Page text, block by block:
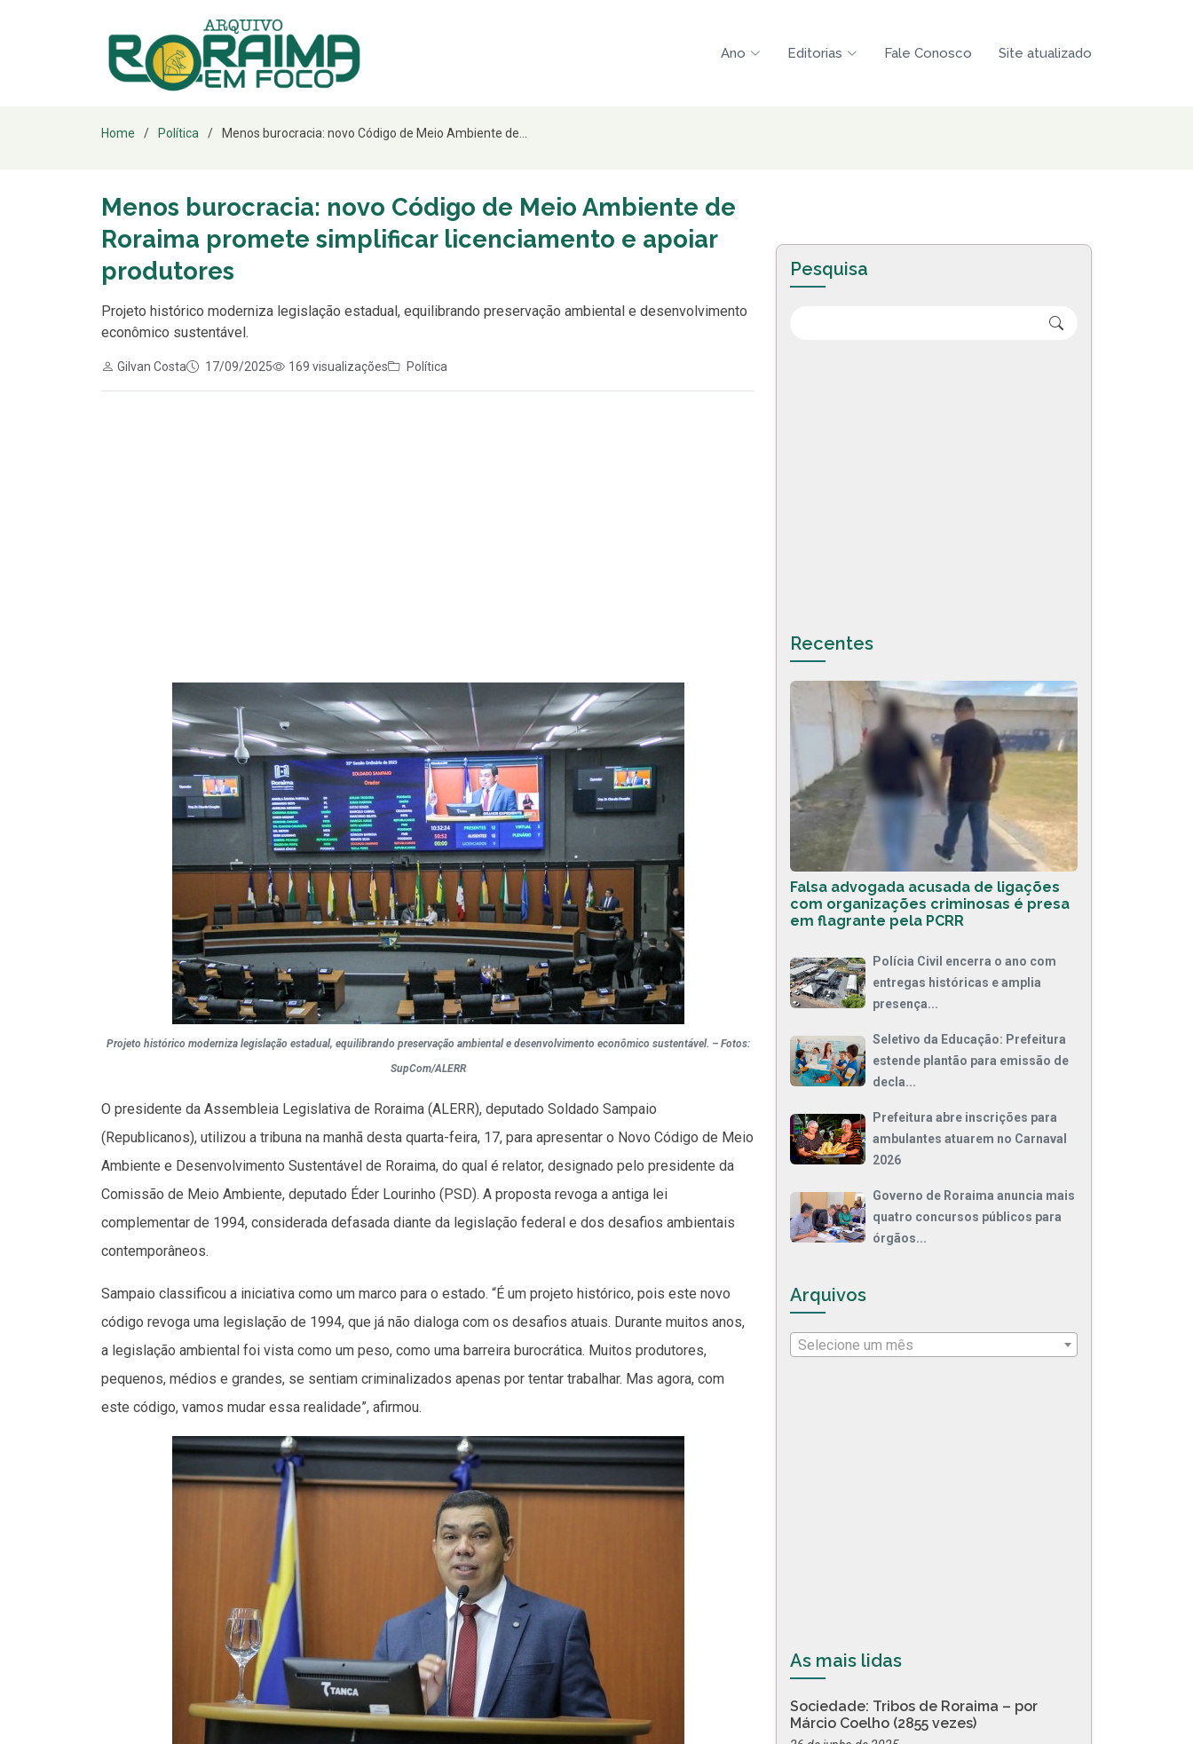
Ano Editorias Fale Conosco Site atualizado
Home Política Menos burocracia: novo Código de Meio Ambiente de...
Menos burocracia: novo Código de Meio Ambiente de
Roraima promete simplificar licenciamento e apoiar
produtores
Projeto histórico moderniza legislação estadual, equilibrando preservação ambiental e desenvolvimento
econômico sustentável.
Gilvan Costa 17/09/2025 169 visualizações Política
Projeto histórico moderniza legislação estadual, equilibrando preservação ambiental e desenvolvimento econômico sustentável. – Fotos:
SupCom/ALERR
O presidente da Assembleia Legislativa de Roraima (ALERR), deputado Soldado Sampaio
(Republicanos), utilizou a tribuna na manhã desta quarta-feira, 17, para apresentar o Novo Código de Meio
Ambiente e Desenvolvimento Sustentável de Roraima, do qual é relator, designado pelo presidente da
Comissão de Meio Ambiente, deputado Éder Lourinho (PSD). A proposta revoga a antiga lei
complementar de 1994, considerada defasada diante da legislação federal e dos desafios ambientais
contemporâneos.
Sampaio classificou a iniciativa como um marco para o estado. “É um projeto histórico, pois este novo
código revoga uma legislação de 1994, que já não dialoga com os desafios atuais. Durante muitos anos,
a legislação ambiental foi vista como um peso, como uma barreira burocrática. Muitos produtores,
pequenos, médios e grandes, se sentiam criminalizados apenas por tentar trabalhar. Mas agora, com
este código, vamos mudar essa realidade”, afirmou.
Pesquisa
Recentes
Falsa advogada acusada de ligações
com organizações criminosas é presa
em flagrante pela PCRR
Polícia Civil encerra o ano com
entregas históricas e amplia
presença...
Seletivo da Educação: Prefeitura
estende plantão para emissão de
decla...
Prefeitura abre inscrições para
ambulantes atuarem no Carnaval
2026
Governo de Roraima anuncia mais
quatro concursos públicos para
órgãos...
Arquivos
Selecione um mês
As mais lidas
Sociedade: Tribos de Roraima – por
Márcio Coelho (2855 vezes)